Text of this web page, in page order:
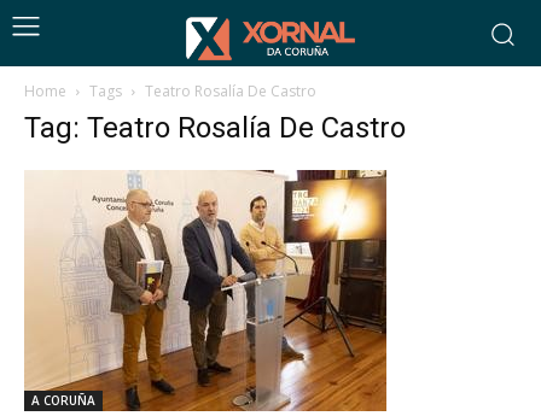
Home Tags Teatro Rosalía De Castro
Tag: Teatro Rosalía De Castro
A CORUÑA